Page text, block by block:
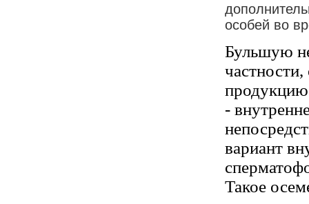
особей во
Бульшую
продукцию
-
вариант
Такое